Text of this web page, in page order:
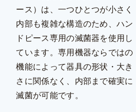
ース）は、一つひとつが小さく
内部も複雑な構造のため、ハン
ドピース専用の滅菌器を使用し
ています。専用機器ならではの
機能によって器具の形状・大き
さに関係なく、内部まで確実に
滅菌が可能です。